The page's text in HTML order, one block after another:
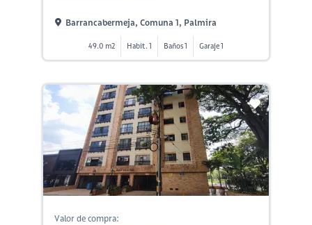
Barrancabermeja, Comuna 1, Palmira
49.0 m2 Habit. 1 Baños 1 Garaje 1
Valor de compra: